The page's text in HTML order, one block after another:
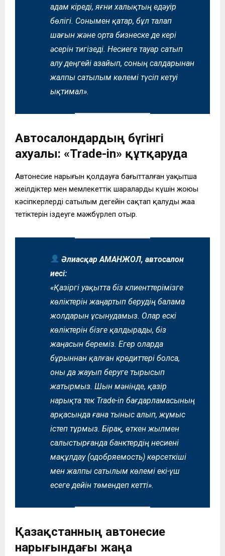
адам кіреді, яғни халықтың едәуір
бөлігі. Сонымен қатар, бұл талап
шағын және орта бизнеске де кері
әсерін тигізеді. Несиеге тауар сатып
алу деңгейі азайып, соның салдарынан
жалпы сатылым көлемі түсіп кетуі
ықтимал».
Автосалондардың бүгінгі
ахуалы: «Trade-in» құтқаруда
Автонесие нарығын қолдауға бағытталған уақытша
жеңілдіктер мен мемлекеттік шаралардың күшін жоюы
кәсіпкерлерді сатылым деңгейін сақтап қалудың жаңа
тетіктерін іздеуге мәжбүрлеп отыр.
Әлиасқар АМАНЖОЛ, автосалон
иесі:
«Қазіргі уақытта біз клиенттерімізге
көліктерін жаңартып берудің балама
жолдарын ұсынудамыз. Олар ескі
көліктерін бізге қалдырады, біз
жаңасын береміз. Егер оларда
бұрыннан қалған кредиттері болса,
оны да жауып беруге тырысып
жатырмыз. Шын мәнінде, қазір
нарықта тек Trade-in бағдарламасының
арқасында ғана тыныс алып, жұмыс
істеп тұрмыз. Бірақ, өткен жылмен
салыстырғанда банктердің несиені
мақұлдау (одобряемость) көрсеткіші
мен жалпы сатылым көлемі екі-үш
есеге дейін төмендеп кетті».
Қазақстанның автонесие
нарығындағы жаңа